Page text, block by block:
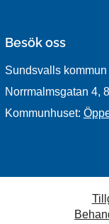
Besök oss
Sundsvalls kommun
Norrmalmsgatan 4,
Kommunhuset: